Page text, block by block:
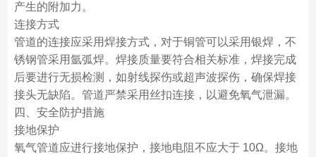
产生的附加力。
连接方式
管道的连接应采用焊接方式，对于铜管可以采用银焊，不
锈钢管采用氩弧焊。焊接质量要符合相关标准，焊接完成
后要进行无损检测，如射线探伤或超声波探伤，确保焊接
接头无缺陷。管道严禁采用丝扣连接，以避免氧气泄漏。
四、安全防护措施
接地保护
氧气管道应进行接地保护，接地电阻不应大于 10Ω。接地